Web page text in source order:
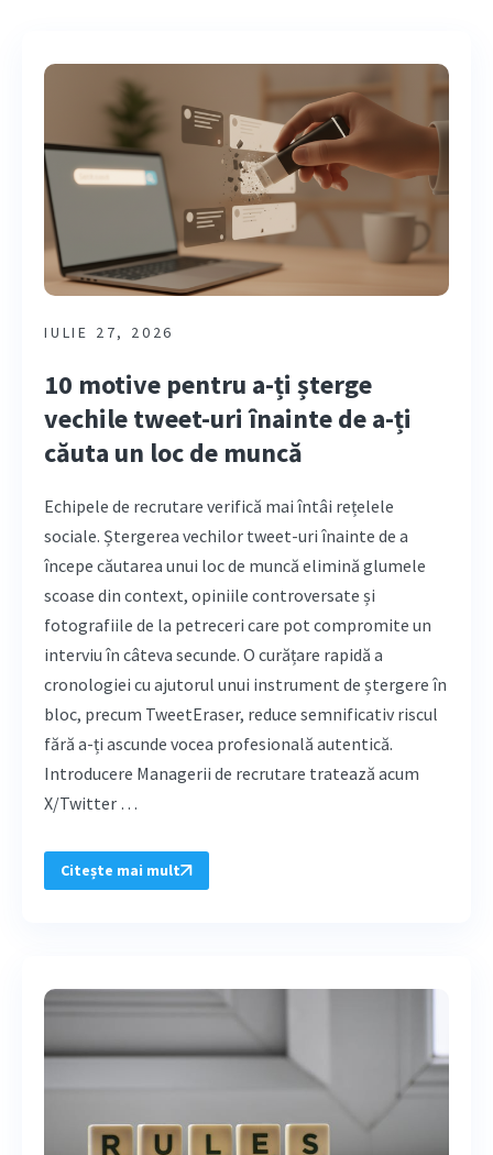
IULIE 27, 2026
10 motive pentru a-ți șterge
vechile tweet-uri înainte de a-ți
căuta un loc de muncă
Echipele de recrutare verifică mai întâi rețelele
sociale. Ștergerea vechilor tweet-uri înainte de a
începe căutarea unui loc de muncă elimină glumele
scoase din context, opiniile controversate și
fotografiile de la petreceri care pot compromite un
interviu în câteva secunde. O curățare rapidă a
cronologiei cu ajutorul unui instrument de ștergere în
bloc, precum TweetEraser, reduce semnificativ riscul
fără a-ți ascunde vocea profesională autentică.
Introducere Managerii de recrutare tratează acum
X/Twitter …
Citește mai mult